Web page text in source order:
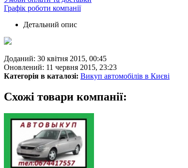
Графік роботи компанії
Детальний опис
Доданий: 30 квітня 2015, 00:45
Оновлений: 11 червня 2015, 23:23
Категорія в каталозі: Викуп автомобілів в Києві
Схожі товари компанії: